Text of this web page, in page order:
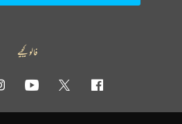
فالو کیجیے